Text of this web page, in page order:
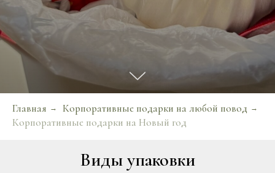
Главная → Корпоративные подарки на любой повод →
Корпоративные подарки на Новый год
Виды упаковки